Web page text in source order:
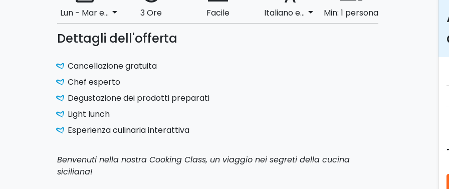
Lun - Mar e... arrow_drop_down 3 Ore Facile Italiano e... arrow_drop_down Min: 1 persona
Dettagli dell'offerta
Cancellazione gratuita
Chef esperto
Degustazione dei prodotti preparati
Light lunch
Esperienza culinaria interattiva
Benvenuti nella nostra Cooking Class, un viaggio nei segreti della cucina
siciliana!